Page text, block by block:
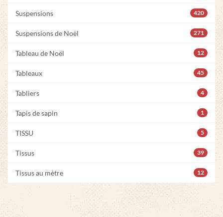
Suspensions 420
Suspensions de Noël 271
Tableau de Noël 12
Tableaux 45
Tabliers 4
Tapis de sapin 1
TISSU 5
Tissus 39
Tissus au mètre 12